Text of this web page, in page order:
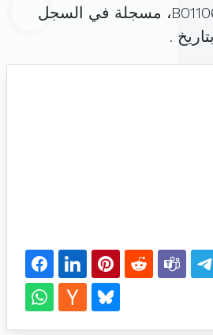
تحت الرقم B01106942021، مسجلة في السجل
.